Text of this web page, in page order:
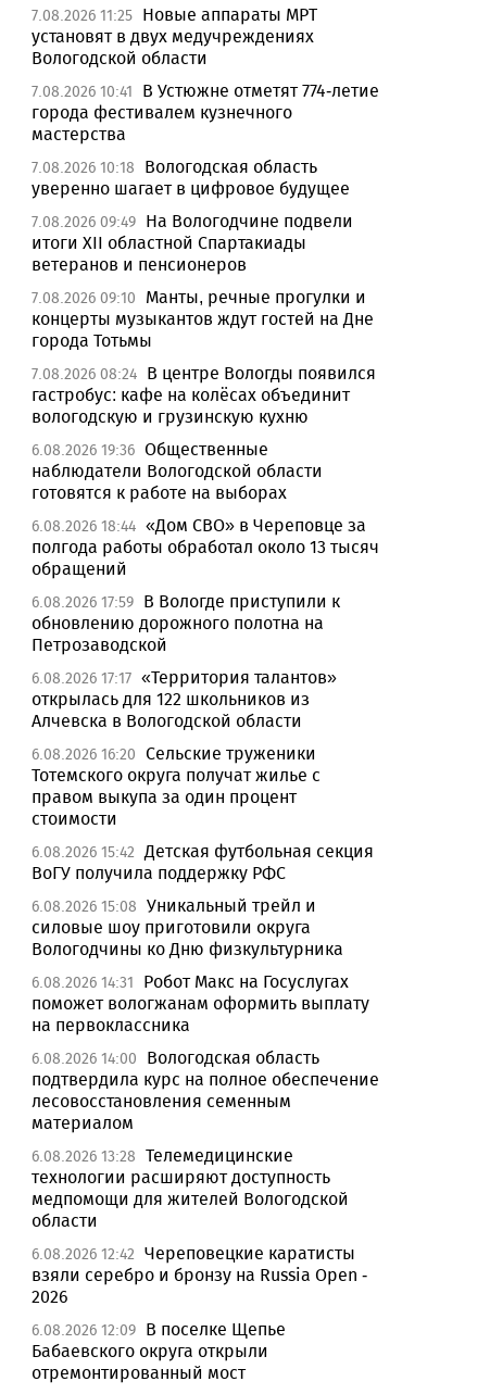
7.08.2026 11:25 Новые аппараты МРТ
установят в двух медучреждениях
Вологодской области
7.08.2026 10:41
В Устюжне отметят 774-летие
города фестивалем кузнечного
мастерства
7.08.2026 10:18
Вологодская область
уверенно шагает в цифровое будущее
7.08.2026 09:49 На Вологодчине подвели
итоги XII областной Спартакиады
ветеранов и пенсионеров
7.08.2026 09:10
Манты, речные прогулки и
концерты музыкантов ждут гостей на Дне
города Тотьмы
7.08.2026 08:24 В центре Вологды появился
гастробус: кафе на колёсах объединит
вологодскую и грузинскую кухню
6.08.2026 19:36 Общественные
наблюдатели Вологодской области
готовятся к работе на выборах
6.08.2026 18:44 «Дом СВО» в Череповце за
полгода работы обработал около 13 тысяч
обращений
6.08.2026 17:59 В Вологде приступили к
обновлению дорожного полотна на
Петрозаводской
6.08.2026 17:17 «Территория талантов»
открылась для 122 школьников из
Алчевска в Вологодской области
6.08.2026 16:20 Сельские труженики
Тотемского округа получат жилье с
правом выкупа за один процент
стоимости
6.08.2026 15:42 Детская футбольная секция
ВоГУ получила поддержку РФС
6.08.2026 15:08 Уникальный трейл и
силовые шоу приготовили округа
Вологодчины ко Дню физкультурника
6.08.2026 14:31
Робот Макс на Госуслугах
поможет вологжанам оформить выплату
на первоклассника
6.08.2026 14:00
Вологодская область
подтвердила курс на полное обеспечение
лесовосстановления семенным
материалом
6.08.2026 13:28 Телемедицинские
технологии расширяют доступность
медпомощи для жителей Вологодской
области
6.08.2026 12:42 Череповецкие каратисты
взяли серебро и бронзу на Russia Open -
2026
6.08.2026 12:09 В поселке Щепье
Бабаевского округа открыли
отремонтированный мост